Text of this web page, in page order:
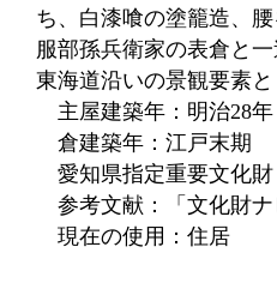
ち、白漆喰の塗籠造、
服部孫兵衛家の表倉と
東海道沿いの景観要素と
主屋建築年：明治28年
倉建築年：江戸末期
愛知県指定重要文化財
参考文献：「文化財ナ
現在の使用：住